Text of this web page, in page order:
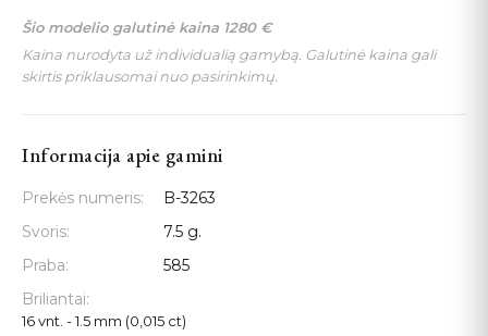
Šio modelio galutinė kaina 1280 €
Kaina nurodyta už individualią gamybą. Galutinė kaina gali
skirtis priklausomai nuo pasirinkimų.
Informacija apie gamini
Prekės numeris:
B-3263
Svoris:
7.5 g.
Praba:
585
Briliantai:
16 vnt. - 1.5 mm (0,015 ct)